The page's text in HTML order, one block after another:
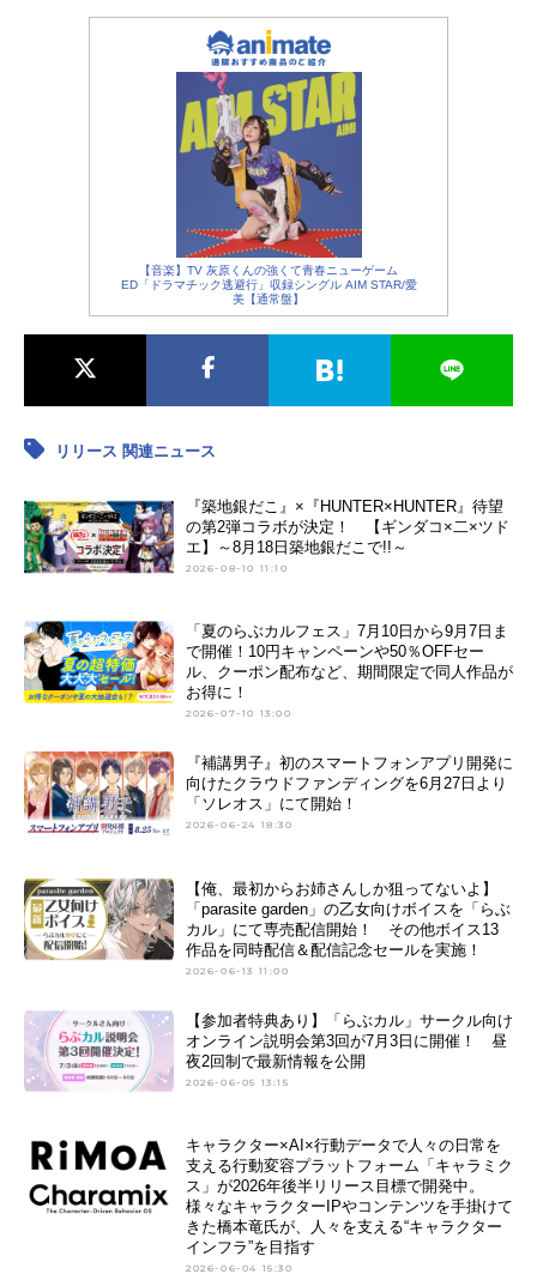
男性声優/女性声優一覧
FOLLOW US
【音楽】TV 灰原くんの強くて青春ニューゲーム
ED「ドラマチック逃避行」収録シングル AIM STAR/愛
美【通常盤】
リリース 関連ニュース
『築地銀だこ』×『HUNTER×HUNTER』待望
の第2弾コラボが決定！ 【ギンダコ×二×ツド
エ】～8月18日築地銀だこで!!～
2026-08-10 11:10
「夏のらぶカルフェス」7月10日から9月7日ま
で開催！10円キャンペーンや50％OFFセー
ル、クーポン配布など、期間限定で同人作品が
お得に！
2026-07-10 13:00
『補講男子』初のスマートフォンアプリ開発に
向けたクラウドファンディングを6月27日より
「ソレオス」にて開始！
2026-06-24 18:30
【俺、最初からお姉さんしか狙ってないよ】
「parasite garden」の乙女向けボイスを「らぶ
カル」にて専売配信開始！ その他ボイス13
作品を同時配信＆配信記念セールを実施！
2026-06-13 11:00
【参加者特典あり】「らぶカル」サークル向け
オンライン説明会第3回が7月3日に開催！ 昼
夜2回制で最新情報を公開
2026-06-05 13:15
キャラクター×AI×行動データで人々の日常を
支える行動変容プラットフォーム「キャラミク
ス」が2026年後半リリース目標で開発中。
様々なキャラクターIPやコンテンツを手掛けて
きた橋本竜氏が、人々を支える“キャラクター
インフラ”を目指す
2026-06-04 15:30